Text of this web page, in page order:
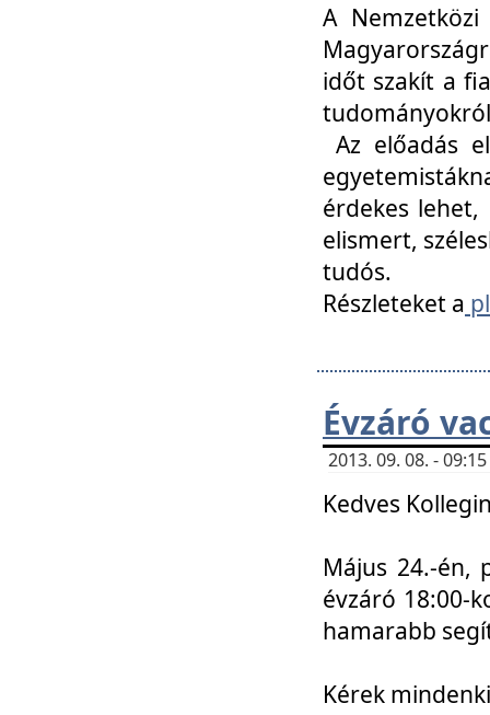
A
időt szakít a
Az előadás
érdekes lehet,
elismert,
tudós.
Részleteket a
Évzáró
2013. 09. 08. -
Kedves
Május 24.-én,
évzáró 18:00-
hamarabb
Kérek